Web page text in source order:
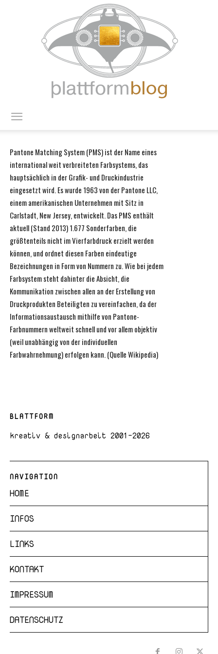
blog
Pantone Matching System (PMS) ist der Name eines
international weit verbreiteten Farbsystems, das
hauptsächlich in der Grafik- und Druckindustrie
eingesetzt wird. Es wurde 1963 von der Pantone LLC,
einem amerikanischen Unternehmen mit Sitz in
Carlstadt, New Jersey, entwickelt. Das PMS enthält
aktuell (Stand 2013) 1.677 Sonderfarben, die
größtenteils nicht im Vierfarbdruck erzielt werden
können, und ordnet diesen Farben eindeutige
Bezeichnungen in Form von Nummern zu. Wie bei jedem
Farbsystem steht dahinter die Absicht, die
Kommunikation zwischen allen an der Erstellung von
Druckprodukten Beteiligten zu vereinfachen, da der
Informationsaustausch mithilfe von Pantone-
Farbnummern weltweit schnell und vor allem objektiv
(weil unabhängig von der individuellen
Farbwahrnehmung) erfolgen kann. (Quelle Wikipedia)
BLATTFORM
kreativ & designarbeit 2001-2026
NAVIGATION
HOME
INFOS
LINKS
KONTAKT
IMPRESSUM
DATENSCHUTZ